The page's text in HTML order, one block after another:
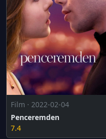
Film · 2022-02-04
Penceremden
7.4